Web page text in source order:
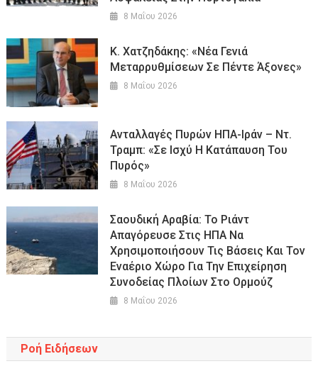
8 Μαΐου 2026
Κ. Χατζηδάκης: «Νέα Γενιά
Μεταρρυθμίσεων Σε Πέντε Άξονες»
8 Μαΐου 2026
Ανταλλαγές Πυρών ΗΠΑ-Ιράν – Ντ.
Τραμπ: «Σε Ισχύ Η Κατάπαυση Του
Πυρός»
8 Μαΐου 2026
Σαουδική Αραβία: Το Ριάντ
Απαγόρευσε Στις ΗΠΑ Να
Χρησιμοποιήσουν Τις Βάσεις Και Τον
Εναέριο Χώρο Για Την Επιχείρηση
Συνοδείας Πλοίων Στο Ορμούζ
8 Μαΐου 2026
Ροή Ειδήσεων